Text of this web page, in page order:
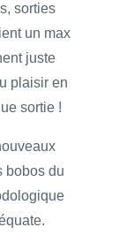
sorties
un max
juste
plaisir en
sortie !
bobos du